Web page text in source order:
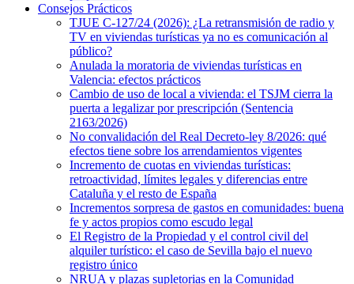
Consejos Prácticos
TJUE C-127/24 (2026): ¿La retransmisión de radio y
TV en viviendas turísticas ya no es comunicación al
público?
Anulada la moratoria de viviendas turísticas en
Valencia: efectos prácticos
Cambio de uso de local a vivienda: el TSJM cierra la
puerta a legalizar por prescripción (Sentencia
2163/2026)
No convalidación del Real Decreto-ley 8/2026: qué
efectos tiene sobre los arrendamientos vigentes
Incremento de cuotas en viviendas turísticas:
retroactividad, límites legales y diferencias entre
Cataluña y el resto de España
Incrementos sorpresa de gastos en comunidades: buena
fe y actos propios como escudo legal
El Registro de la Propiedad y el control civil del
alquiler turístico: el caso de Sevilla bajo el nuevo
registro único
NRUA y plazas supletorias en la Comunidad